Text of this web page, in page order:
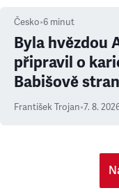
Česko•6 minut
Byla hvězdou
připravil o
Babišově
František Trojan•7. 8.